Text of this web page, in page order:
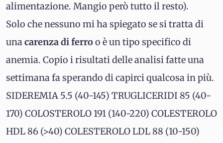
alimentazione. Mangio però tutto il resto).
Solo che nessuno mi ha spiegato se si tratta di
unacarenza di ferroo è un tipo specifico di
anemia. Copio i risultati delle analisi fatte una
settimana fa sperando di capirci qualcosa in più.
SIDEREMIA 5.5 (40-145) TRUGLICERIDI 85 (40-
170) COLOSTEROLO 191 (140-220) COLESTEROLO
HDL 86 (>40) COLESTEROLO LDL 88 (10-150)